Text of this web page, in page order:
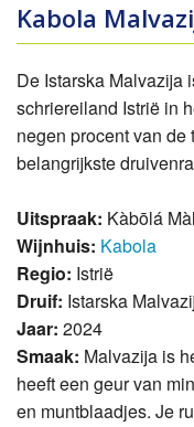
Kabola
De Istarska Malvazija
schriereiland Istrië in
negen procent van
belangrijkste
Uitspraak: Kàbōlá
Wijnhuis: Kabola
Regio: Istrië
Druif: Istarska
Jaar: 2024
Smaak: Malvazija is
heeft een geur van
en muntblaadjes. Je